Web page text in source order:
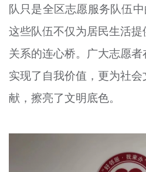
队只是全区志愿服务队伍中
这些队伍不仅为居民生活
关系的连心桥。广大志愿
实现了自我价值，更为社
献，擦亮了文明底色。